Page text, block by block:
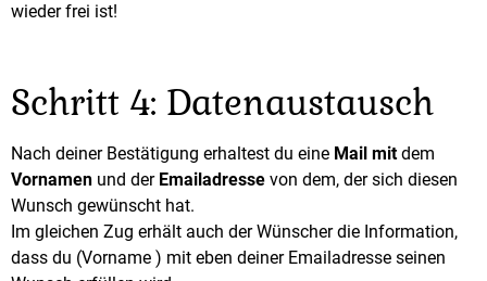
wieder frei ist!
Schritt 4: Datenaustausch
Nach deiner Bestätigung erhaltest du eine Mail mitdem
Vornamen und der Emailadresse von dem, der sich diesen
Wunsch gewünscht hat.
Im gleichen Zug erhält auch der Wünscher die Information,
dass du (Vorname ) mit eben deiner Emailadresse seinen